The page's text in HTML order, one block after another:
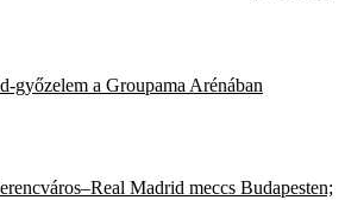
győzelem a Groupama Arénában
Madrid meccs Budapesten;